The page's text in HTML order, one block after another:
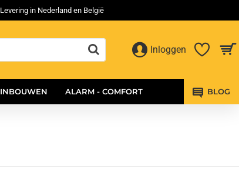
Levering in Nederland en België
Inloggen
INBOUWEN ALARM - COMFORT BLOG